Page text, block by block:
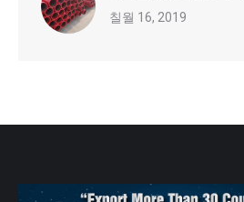
칠월 16, 2019